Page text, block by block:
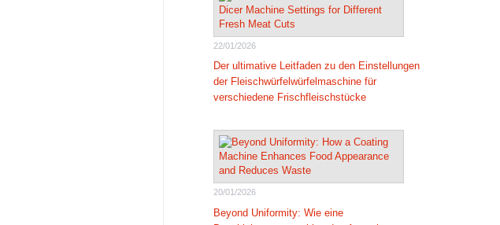
22/01/2026
Der ultimative Leitfaden zu den Einstellungen
der Fleischwürfelwürfelmaschine für
verschiedene Frischfleischstücke
20/01/2026
Beyond Uniformity: Wie eine